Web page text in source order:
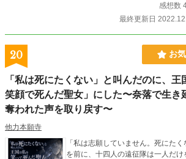
感想数
最終更新日
20 お
「私は死にたくない」と叫んだのに、
笑顔で死んだ聖女」にした〜奈落で生き
奪われた声を取り戻す〜
他力本願寺
「私は志願していません。死にたくない！」 崩
を前に、十四人の遠征隊は一人だ